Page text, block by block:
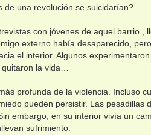
de una revolución se suicidarían?
con jóvenes de aquel barrio
externo había desaparecido,
el interior. Algunos
la vida…
profunda de la violencia. Incluso
pueden persistir. Las
embargo, en su interior vivía un
sufrimiento.